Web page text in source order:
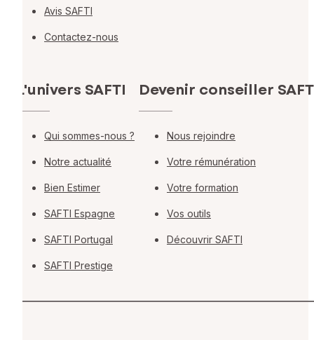
Avis SAFTI
Contactez-nous
L'univers SAFTI
Qui sommes-nous ?
Notre actualité
Bien Estimer
SAFTI Espagne
SAFTI Portugal
SAFTI Prestige
Devenir conseiller
Nous rejoindre
Votre rémunération
Votre formation
Vos outils
Découvrir SAFTI